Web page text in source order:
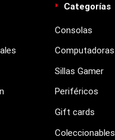
Categorías
Consolas
Computadoras
Sillas Gamer
Periféricos
Gift cards
Coleccionables